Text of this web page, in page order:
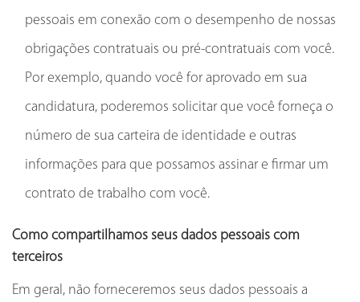
pessoais em conexão com o desempenho de nossas
obrigações contratuais ou pré-contratuais com você.
Por exemplo, quando você for aprovado em sua
candidatura, poderemos solicitar que você forneça o
número de sua carteira de identidade e outras
informações para que possamos assinar e firmar um
contrato de trabalho com você.
Como compartilhamos seus dados pessoais com
terceiros
Em geral, não forneceremos seus dados pessoais a